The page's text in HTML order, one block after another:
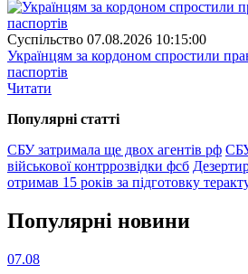
Суспiльство 07.08.2026 10:15:00
Українцям за кордоном спростили
паспортів
Читати
Популярнi статтi
СБУ затримала ще двох агентів рф
військової контррозвідки фсб
отримав 15 років за підготовку
Популярнi новини
07.08